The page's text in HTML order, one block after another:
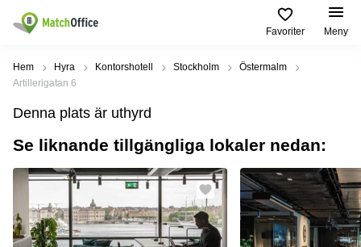
Favoriter Meny
Hyra / hyra ut
Kategorier
Kontor
Kontorshotell
space
Lagerlokaler
Populära
Städer
Stockholm
Göteborg
Malmö
Uppsala
Populära
sökningar
Kontorshotell
Stockholm
Stockholm
Kontorshotell
Hjälp
Om oss
Bli hyresvärd
Pris
Hem Hyra Kontorshotell Stockholm
Östermalm
Artillerigatan 6
Denna plats är uthyrd
Se liknande tillgängliga lokaler nedan: